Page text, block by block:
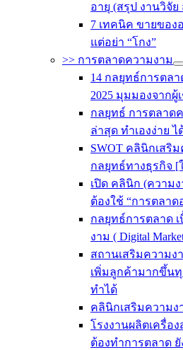
อายุ (สรุป งานวิจั
7 เทคนิค ขายของ
แต่อย่า “โกง”
>> การตลาดความงาม
14 กลยุทธ์การตล
2025 มุมมองจากผู้
กลยุทธ์ การตลาด
ล่าสุด ทำเองง่าย ไ
SWOT คลินิกเสริ
กลยุทธ์ทางธุรกิจ [
เปิด คลินิก (ความ
ต้องใช้ “การตลา
กลยุทธ์การตลาด
งาม ( Digital
สถานเสริมความง
เพิ่มลูกค้ามากขึ้น
ทำได้
คลินิกเสริมความง
โรงงานผลิตเครื่อ
ต้องทำการตลาด ยั